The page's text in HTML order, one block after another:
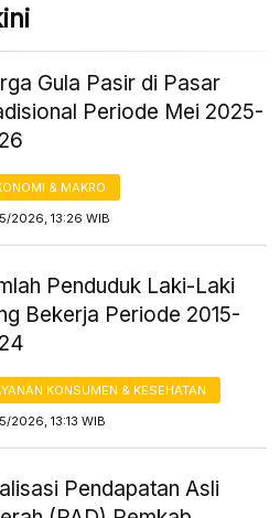
Gula Pasir di Pasar
Periode Mei 2025-
& MAKRO
2026, 13:26 WIB
Penduduk Laki-Laki
Bekerja Periode 2015-
KONSUMEN & KESEHATAN
2026, 13:13 WIB
Pendapatan Asli